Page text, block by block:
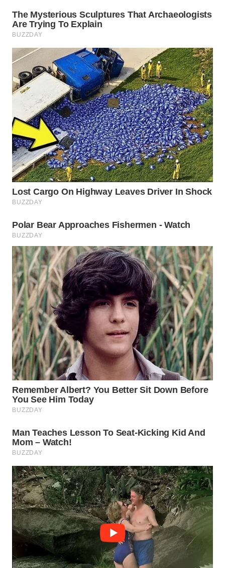
WN
WN
PADANG
LAWAS
WN
SUMEDANG
WN
CIANJUR
WN
KEPULAUAN
WN
TANGERANG
WN
BINJAI
WN
CIREBON
WN
INDRAMAYU
WN
KUNINGAN
MAJALENGKA
SUBANG
WN
SUKABUMI
WN
PURWAKARTA